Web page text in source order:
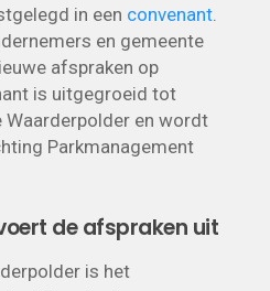
in een convenant.
en gemeente
afspraken op
is uitgegroeid tot
Waarderpolder en wordt
Parkmanagement
de afspraken uit
is het